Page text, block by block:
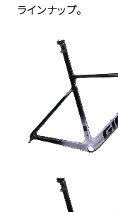
ラインナップ。